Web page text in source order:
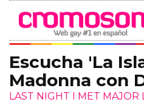
Escucha 'La
Madonna con
LAST NIGHT I MET MAJOR